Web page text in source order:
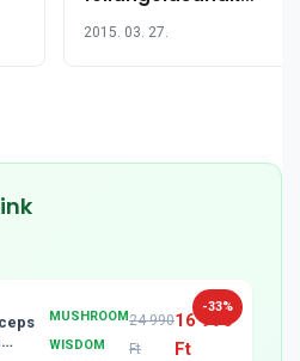
2015. 03. 27.
-33%
MUSHROOM
WISDOM
24 990
Ft
16 990
Ft